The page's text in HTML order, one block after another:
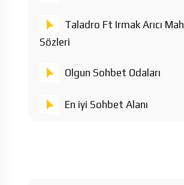
Taladro Ft Irmak Arıcı
Sözleri
Olgun Sohbet Odaları
En iyi Sohbet Alanı